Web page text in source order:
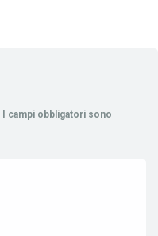
I campi obbligatori sono